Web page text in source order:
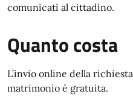
comunicati al cittadino.
Quanto costa
L’invio online della
matrimonio è gratuita.